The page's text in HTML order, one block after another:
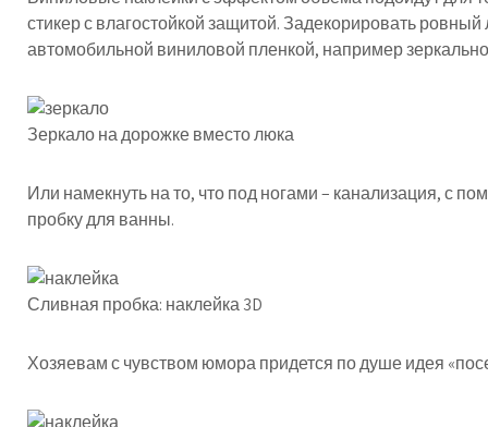
стикер с влагостойкой защитой. Задекорировать
автомобильной виниловой пленкой, например
Зеркало на дорожке вместо люка
Или намекнуть на то, что под ногами – канализация, с
пробку для ванны.
Сливная пробка: наклейка 3D
Хозяевам с чувством юмора придется по душе идея